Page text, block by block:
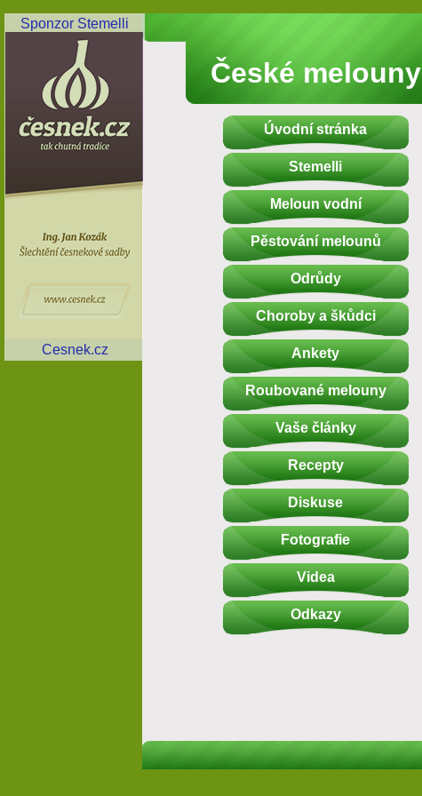
České melouny
Úvodní stránka
Stemelli
Meloun vodní
Pěstování melounů
Odrůdy
Choroby a škůdci
Ankety
Roubované melouny
Vaše články
Recepty
Diskuse
Fotografie
Videa
Odkazy
Sponzor Stemelli
Cesnek.cz